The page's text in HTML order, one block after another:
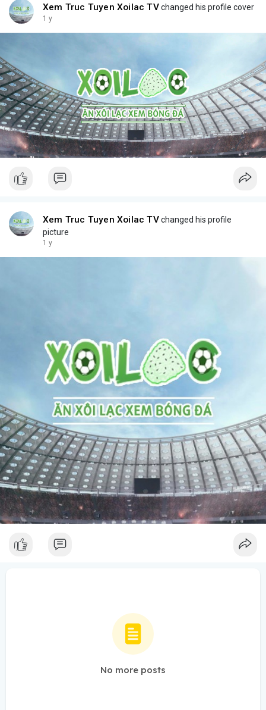
Xem Truc Tuyen Xoilac TVchanged his profile cover
1 y
Xem Truc Tuyen Xoilac TVchanged his profile
picture
1 y
No more posts